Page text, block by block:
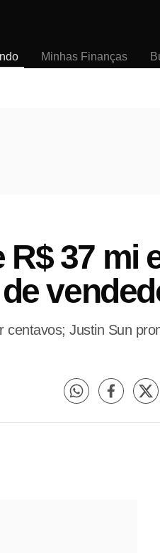
Minhas Finanças
37 mi
Justin Sun